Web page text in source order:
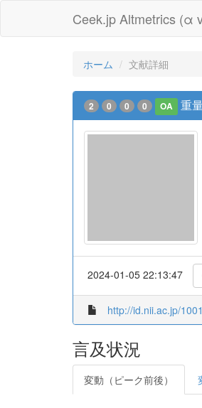
Ceek.jp Altmetrics (α
ホーム 文献詳細
2 0 0 0 OA 重
2024-01-05 22:13:47
http://id.nii.ac.jp/
言及状況
変動（ピーク前後）